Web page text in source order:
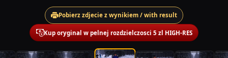
Pobierz zdjecie z wynikiem / with result
Kup oryginal w pelnej rozdzielczosci 5 zl HIGH-RES